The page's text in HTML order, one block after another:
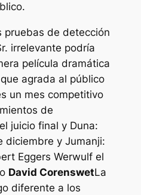
pruebas de detección
irrelevante podría
película dramática
agrada al público
un mes competitivo
de
juicio final y Duna:
diciembre y Jumanji:
Eggers Werwulf el
David CorenswetLa
diferente a los